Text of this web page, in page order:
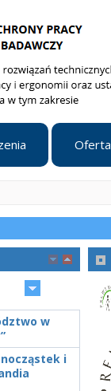
Oferta
w
i